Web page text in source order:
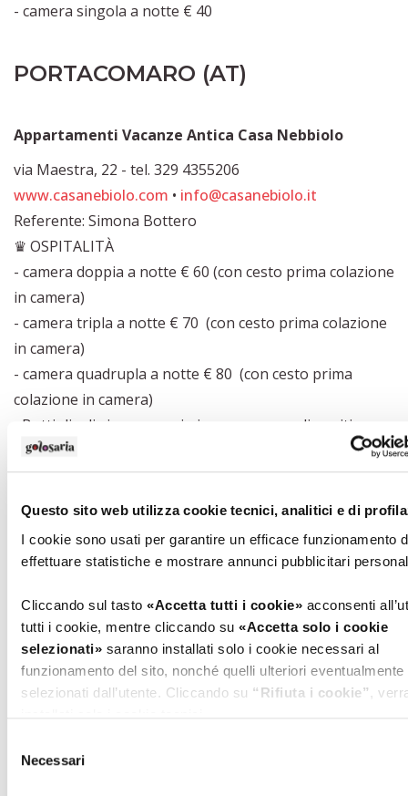
Questo sito web utilizza cookie tecnici, analitici e di
I cookie sono usati per garantire un efficace funzionamento
effettuare statistiche e mostrare annunci pubblicitari
Cliccando sul tasto «Accetta tutti i cookie» acconsenti
tutti i cookie, mentre cliccando su «Accetta solo i cookie
selezionati» saranno installati solo i cookie necessari al
funzionamento del sito, nonché quelli ulteriori eventualmente
selezionati dall’utente. Cliccando su “Rifiuta i cookie” ,
Cliccando su
delNecessari
- camera singola a notte € 40
PORTACOMARO (AT)
Appartamenti Vacanze Antica Casa Nebbiolo
via Maestra, 22 - tel. 329 4355206
www.casanebiolo.com • info@casanebiolo.it
Referente: Simona Bottero
♛ OSPITALITÀ
- camera doppia a notte € 60 (con cesto prima colazione
in camera)
- camera tripla a notte € 70 (con cesto prima colazione
in camera)
- camera quadrupla a notte € 80 (con cesto prima
colazione in camera)
• Bottiglia di vino omaggio in camera per gli ospiti
partecipanti a Golosaria (cod. promozionale GOLO2021)
ROSIGNANO MONFERRATO (AL)
via Madonna delle Grazie, 4 - tel. 3332122066
www.linfernot.it•beblinfernot@gmail.com
Referente: Celoria Bruna
♛ OSPITALITÀ
- camera doppia a notte € 60